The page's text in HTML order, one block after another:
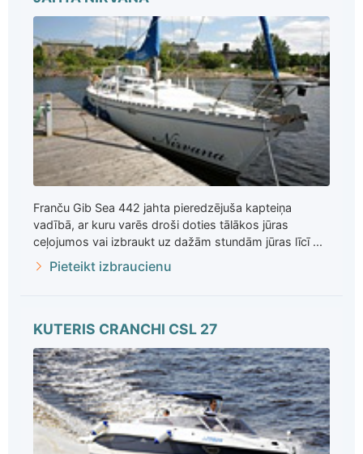
Franču Gib Sea 442 jahta pieredzējuša kapteiņa
vadībā, ar kuru varēs droši doties tālākos jūras
ceļojumos vai izbraukt uz dažām stundām jūras līcī ...
Pieteikt izbraucienu
KUTERIS CRANCHI CSL 27